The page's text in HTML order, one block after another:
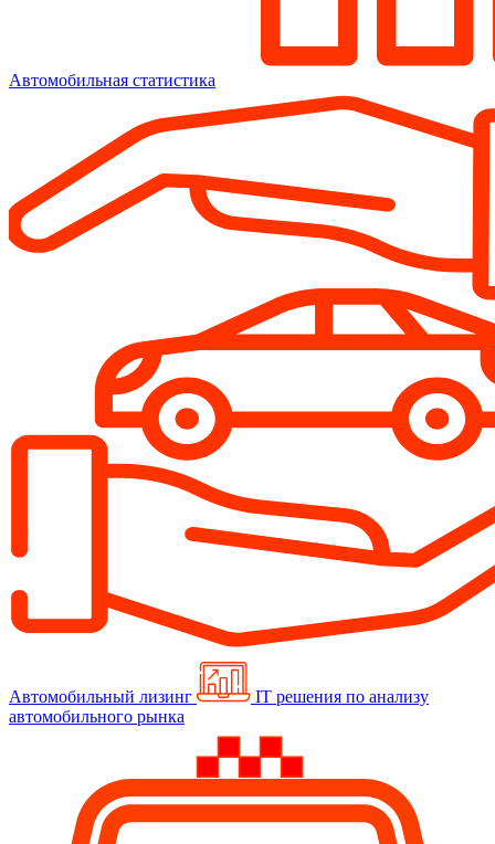
Автомобильная статистика
Автомобильный лизинг
IT решения по анализу
автомобильного рынка